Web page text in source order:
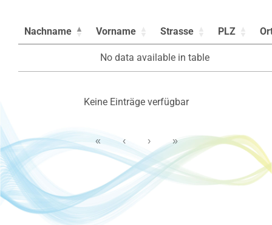
Nachname Vorname Strasse PLZ
No data available in table
Keine Einträge verfügbar
« ‹ › »